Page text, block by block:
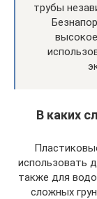
трубы
В каких
использовать
также для
сложных